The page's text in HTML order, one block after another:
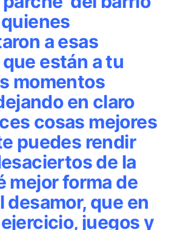
quienes
a esas
están a tu
momentos
en claro
cosas mejores
puedes rendir
de la
mejor forma de
desamor, que en
juegos y